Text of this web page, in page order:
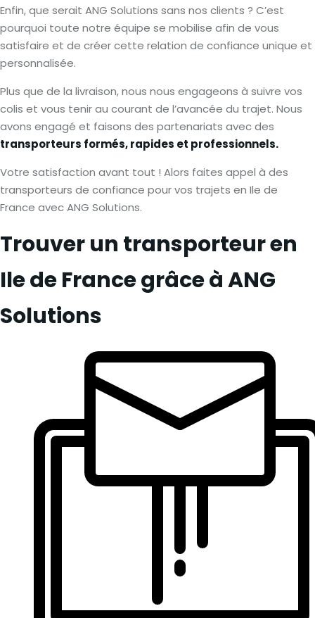
Enfin, que serait ANG Solutions sans nos clients ? C’est
pourquoi toute notre équipe se mobilise afin de vous
satisfaire et de créer cette relation de confiance unique et
personnalisée.
Plus que de la livraison, nous nous engageons à suivre vos
colis et vous tenir au courant de l’avancée du trajet. Nous
avons engagé et faisons des partenariats avec des
transporteurs formés, rapides et professionnels.
Votre satisfaction avant tout ! Alors faites appel à des
transporteurs de confiance pour vos trajets en Ile de
France avec ANG Solutions.
Trouver un transporteur en
Ile de France grâce à ANG
Solutions